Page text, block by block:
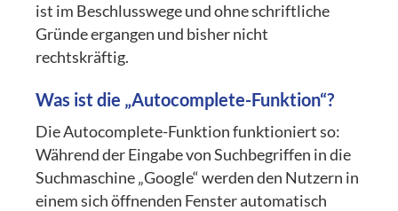
ist im Beschlusswege und ohne schriftliche
Gründe ergangen und bisher nicht
rechtskräftig.
Was ist die „Autocomplete-Funktion“?
Die Autocomplete-Funktion funktioniert so:
Während der Eingabe von Suchbegriffen in die
Suchmaschine „Google“ werden den Nutzern in
einem sich öffnenden Fenster automatisch